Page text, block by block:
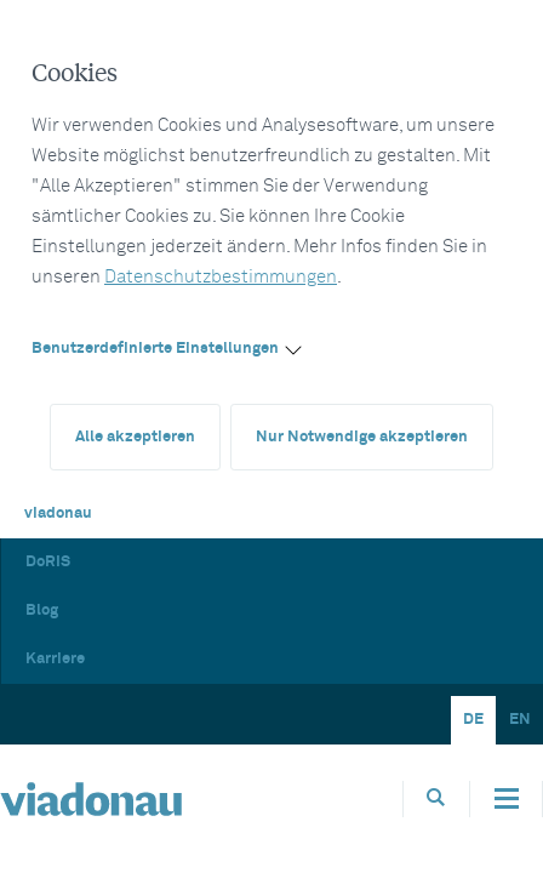
Cookies
Wir verwenden Cookies und Analysesoftware, um unsere
Website möglichst benutzerfreundlich zu gestalten. Mit
"Alle Akzeptieren" stimmen Sie der Verwendung
sämtlicher Cookies zu. Sie können Ihre Cookie
Einstellungen jederzeit ändern. Mehr Infos finden Sie in
unseren Datenschutzbestimmungen.
Benutzerdefinierte Einstellungen
Alle akzeptieren Nur Notwendige akzeptieren
viadonau
DoRIS
Blog
Karriere
DE EN